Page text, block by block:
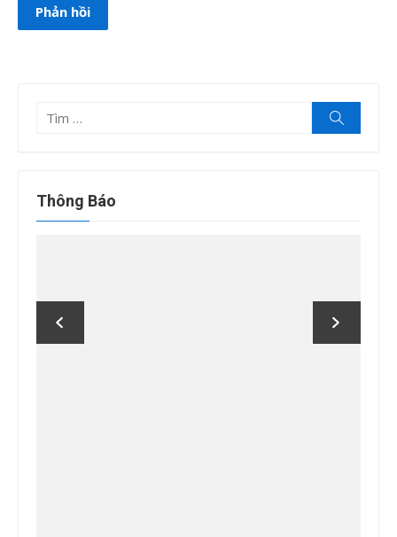
Tìm
kiếm
Thông Báo